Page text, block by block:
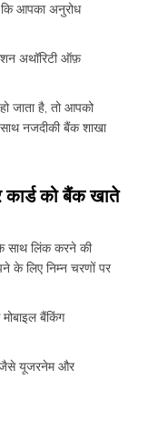
आपका अनुरोध
अथॉरिटी ऑफ़
जाता है, तो आपको
नजदीकी बैंक शाखा
को बैंक खाते
साथ लिंक करने की
के लिए निम्न चरणों पर
बैंकिंग
जैसे यूजरनेम और